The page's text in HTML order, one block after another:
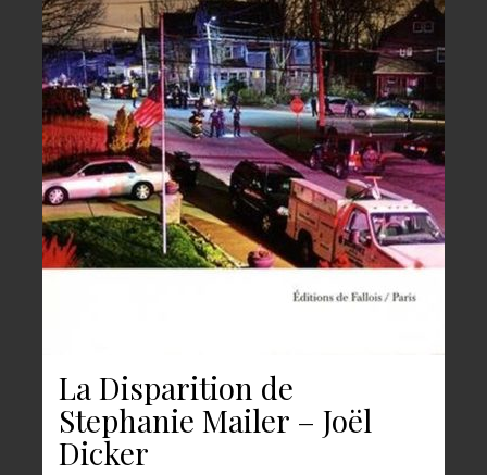
La Disparition de
Stephanie Mailer – Joël
Dicker